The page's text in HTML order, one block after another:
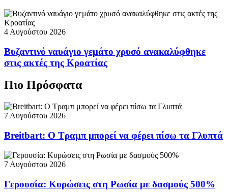
4 Αυγούστου 2026
Βυζαντινό ναυάγιο γεμάτο χρυσό ανακαλύφθηκε
στις ακτές της Κροατίας
Πιο Πρόσφατα
7 Αυγούστου 2026
Breitbart: Ο Τραμπ μπορεί να φέρει πίσω τα Γλυπτά
7 Αυγούστου 2026
Γερουσία: Κυρώσεις στη Ρωσία με δασμούς 500%